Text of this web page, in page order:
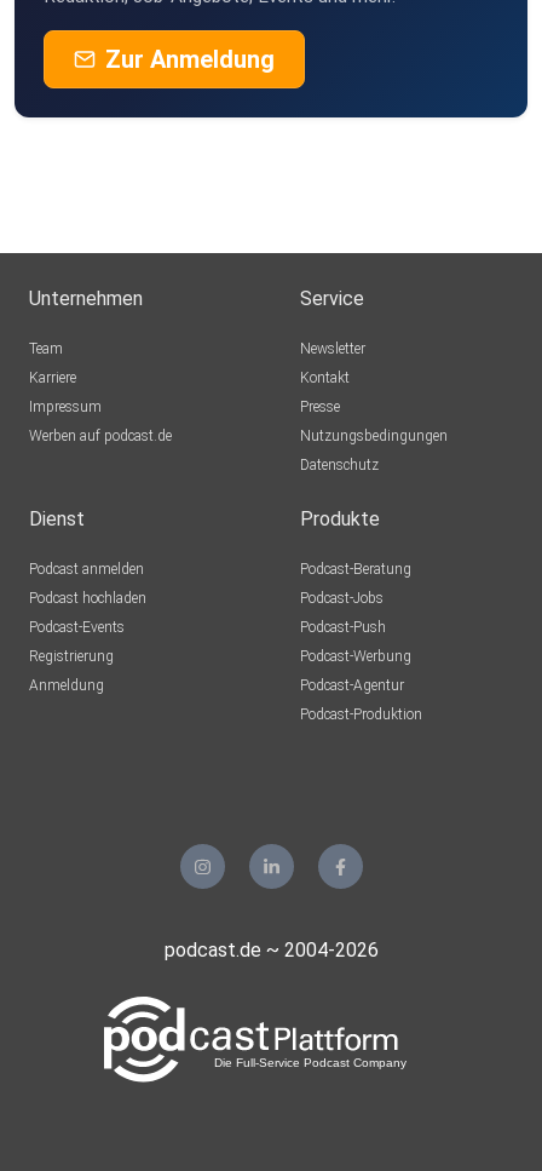
Zur Anmeldung
Unternehmen
Team
Karriere
Impressum
Werben auf podcast.de
Service
Newsletter
Kontakt
Presse
Nutzungsbedingungen
Datenschutz
Dienst
Podcast anmelden
Podcast hochladen
Podcast-Events
Registrierung
Anmeldung
Produkte
Podcast-Beratung
Podcast-Jobs
Podcast-Push
Podcast-Werbung
Podcast-Agentur
Podcast-Produktion
podcast.de ~ 2004-2026